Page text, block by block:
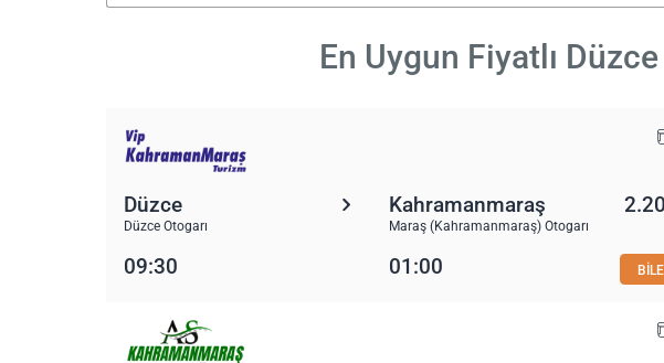
En Uygun Fiyatlı
Düzce
Düzce Otogarı
Kahramanmaraş
Maraş (Kahramanmaraş) Otogarı
09:30 01:00